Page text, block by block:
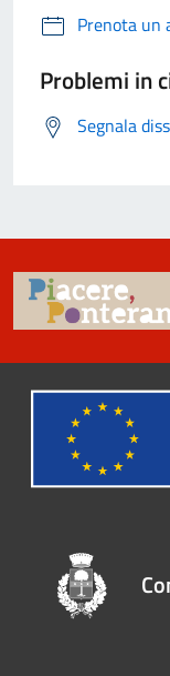
Prenota un
Problemi in
Segnala